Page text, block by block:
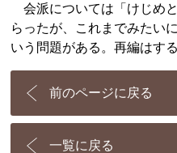
会派については「けじめ
らったが、これまでみたい
いう問題がある。再編はす
前のページに戻る
一覧に戻る